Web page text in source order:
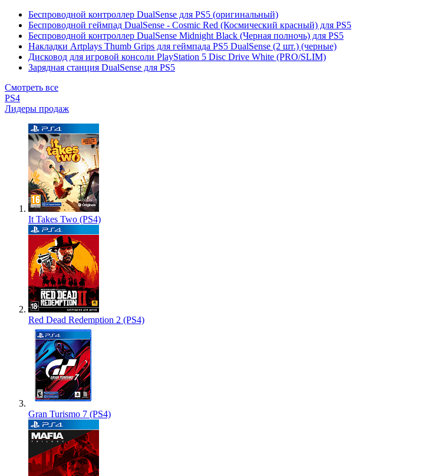
Беспроводной контроллер DualSense для PS5 (оригинальный)
Беспроводной геймпад DualSense - Cosmic Red (Космический красный) для PS5
Беспроводной контроллер DualSense Midnight Black (Черная полночь) для PS5
Накладки Artplays Thumb Grips для геймпада PS5 DualSense (2 шт.) (черные)
Дисковод для игровой консоли PlayStation 5 Disc Drive White (PRO/SLIM)
Зарядная станция DualSense для PS5
Смотреть все
PS4
Лидеры продаж
It Takes Two (PS4)
Red Dead Redemption 2 (PS4)
Gran Turismo 7 (PS4)